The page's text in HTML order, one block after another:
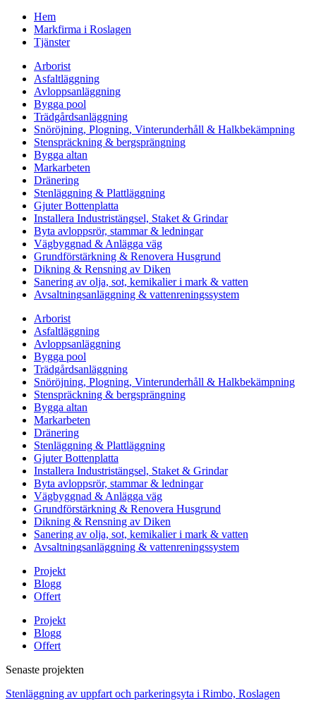
Hem
Markfirma i Roslagen
Tjänster
Arborist
Asfaltläggning
Avloppsanläggning
Bygga pool
Trädgårdsanläggning
Snöröjning, Plogning, Vinterunderhåll & Halkbekämpning
Stenspräckning & bergsprängning
Bygga altan
Markarbeten
Dränering
Stenläggning & Plattläggning
Gjuter Bottenplatta
Installera Industristängsel, Staket & Grindar
Byta avloppsrör, stammar & ledningar
Vägbyggnad & Anlägga väg
Grundförstärkning & Renovera Husgrund
Dikning & Rensning av Diken
Sanering av olja, sot, kemikalier i mark & vatten
Avsaltningsanläggning & vattenreningssystem
Arborist
Asfaltläggning
Avloppsanläggning
Bygga pool
Trädgårdsanläggning
Snöröjning, Plogning, Vinterunderhåll & Halkbekämpning
Stenspräckning & bergsprängning
Bygga altan
Markarbeten
Dränering
Stenläggning & Plattläggning
Gjuter Bottenplatta
Installera Industristängsel, Staket & Grindar
Byta avloppsrör, stammar & ledningar
Vägbyggnad & Anlägga väg
Grundförstärkning & Renovera Husgrund
Dikning & Rensning av Diken
Sanering av olja, sot, kemikalier i mark & vatten
Avsaltningsanläggning & vattenreningssystem
Projekt
Blogg
Offert
Projekt
Blogg
Offert
Senaste projekten
Stenläggning av uppfart och parkeringsyta i Rimbo, Roslagen